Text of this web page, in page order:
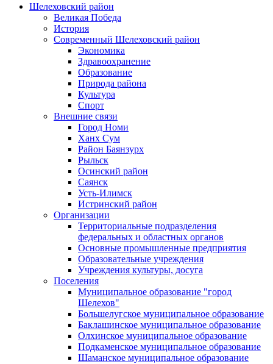
Шелеховский район
Великая Победа
История
Современный Шелеховский район
Экономика
Здравоохранение
Образование
Природа района
Культура
Спорт
Внешние связи
Город Номи
Ханх Сум
Район Баянзурх
Рыльск
Осинский район
Саянск
Усть-Илимск
Истринский район
Организации
Территориальные подразделения
федеральных и областных органов
Основные промышленные предприятия
Образовательные учреждения
Учреждения культуры, досуга
Поселения
Муниципальное образование "город
Шелехов"
Большелугское муниципальное образование
Баклашинское муниципальное образование
Олхинское муниципальное образование
Подкаменское муниципальное образование
Шаманское муниципальное образование